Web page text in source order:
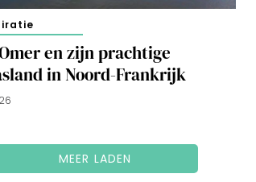
en zijn prachtige
in Noord-Frankrijk
MEER LADEN